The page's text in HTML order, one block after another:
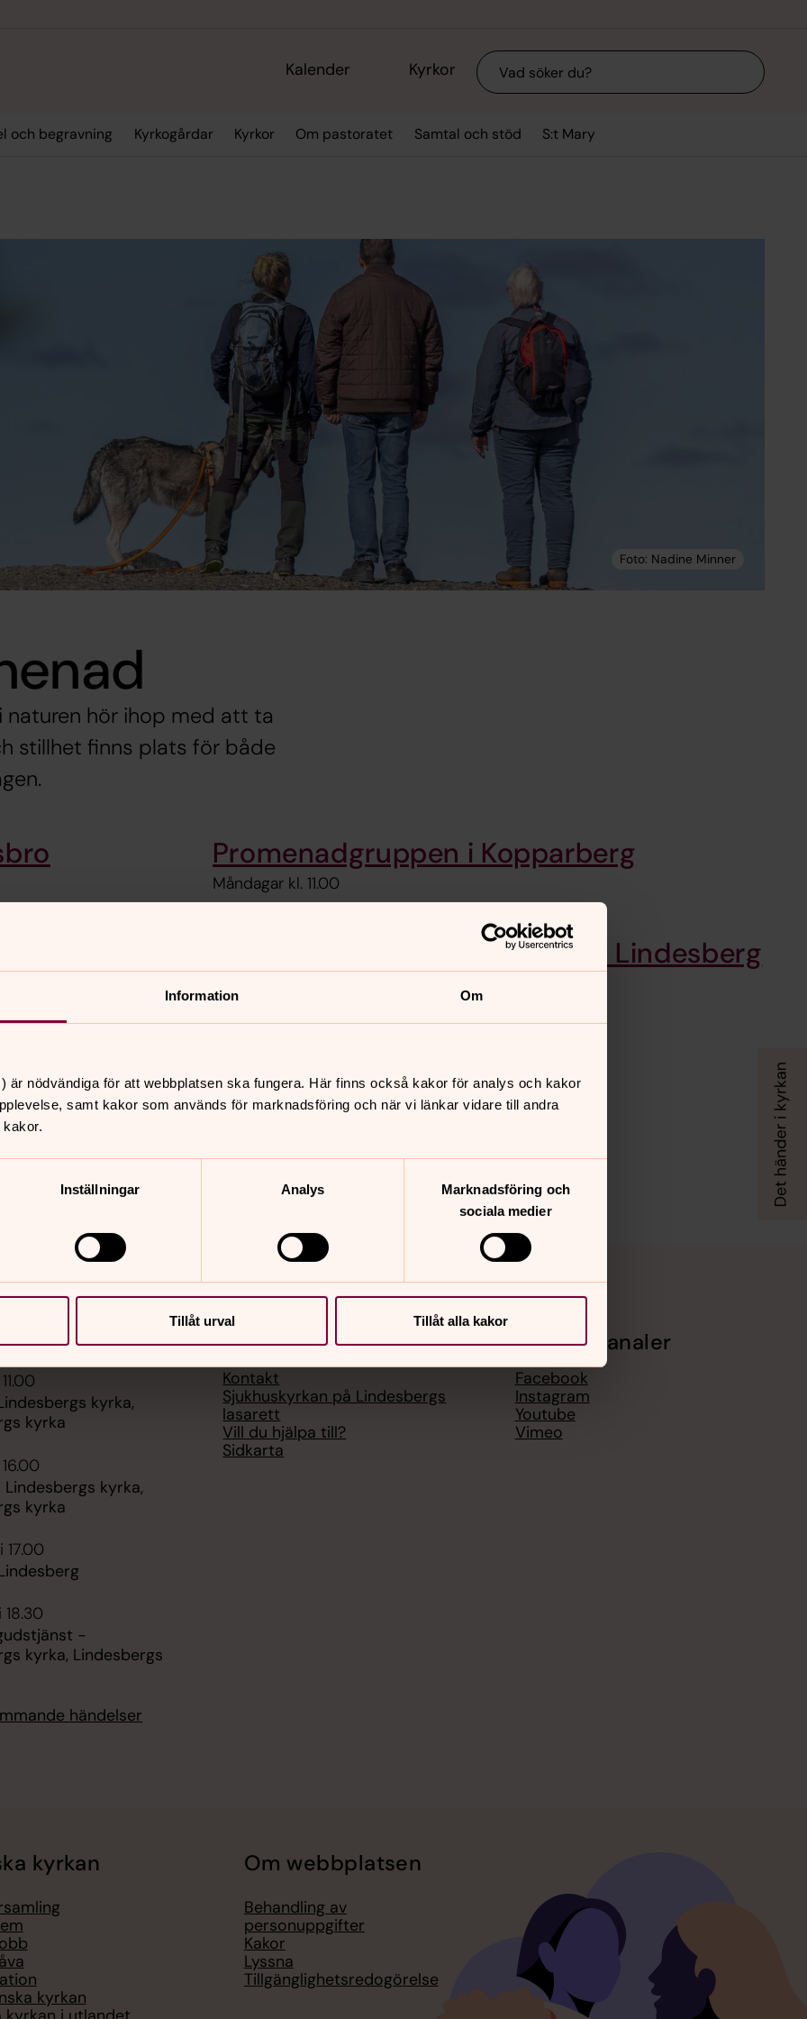
Information Om
är nödvändiga för att webbplatsen ska fungera. Här finns också kakor för analys och kakor
samt kakor som används för marknadsföring och när vi länkar vidare till andra
Inställningar Analys
Marknadsföring och
sociala medier
Tillåt urval Tillåt alla kakor
Kalender Kyrkor Sök
och begravning Kyrkogårdar Kyrkor Om pastoratet Samtal och stöd S:t Mary
hör ihop med att ta
stillhet finns plats för både
Promenadgruppen i Kopparberg
Måndagar kl. 11.00
Prat- och promenadgruppen i Lindesberg
kyrka,
kyrka
kyrka,
kyrka
17.00
18.30
-
kyrka, Lindesbergs
händelser
Hitta snabbt
Kontakt
Sjukhuskyrkan på Lindesbergs
lasarett
Vill du hjälpa till?
Sidkarta
Sociala kanaler
Facebook
Instagram
Youtube
Vimeo
kyrkan
kyrkan
Om webbplatsen
Behandling av
personuppgifter
Kakor
Lyssna
Tillgänglighetsredogörelse